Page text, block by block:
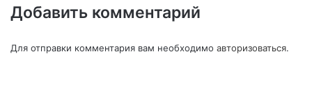
Добавить комментарий
Для отправки комментария вам необходимо авторизоваться.